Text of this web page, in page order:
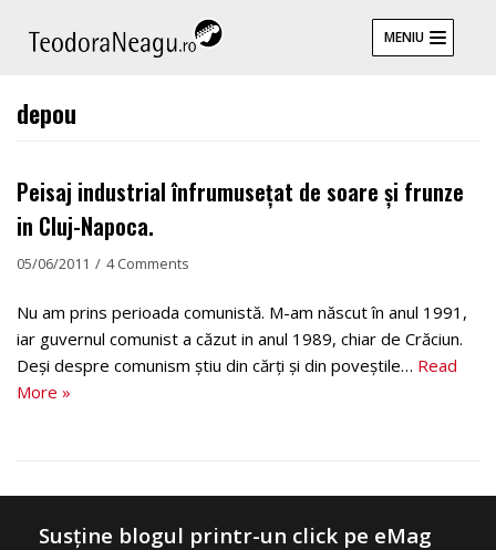
to
MENIU
depou
Peisaj industrial înfrumusețat de soare și frunze
in Cluj-Napoca.
05/06/2011 4 Comments
Nu am prins perioada comunistă. M-am născut în anul 1991,
iar guvernul comunist a căzut in anul 1989, chiar de Crăciun.
Deși despre comunism știu din cărți și din poveștile… Read
More »
Susține blogul printr-un click pe eMag